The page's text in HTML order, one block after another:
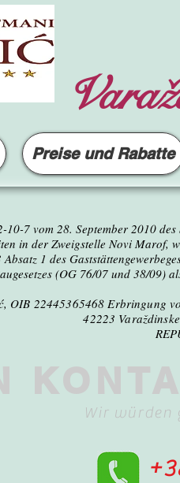
Preise und Rabatte
10-7 vom 28. September 2010
in der Zweigstelle Novi
1 des
(OG 76/07 und 38/09)
OIB 22445365468 Erbringung
42223
Wir würden